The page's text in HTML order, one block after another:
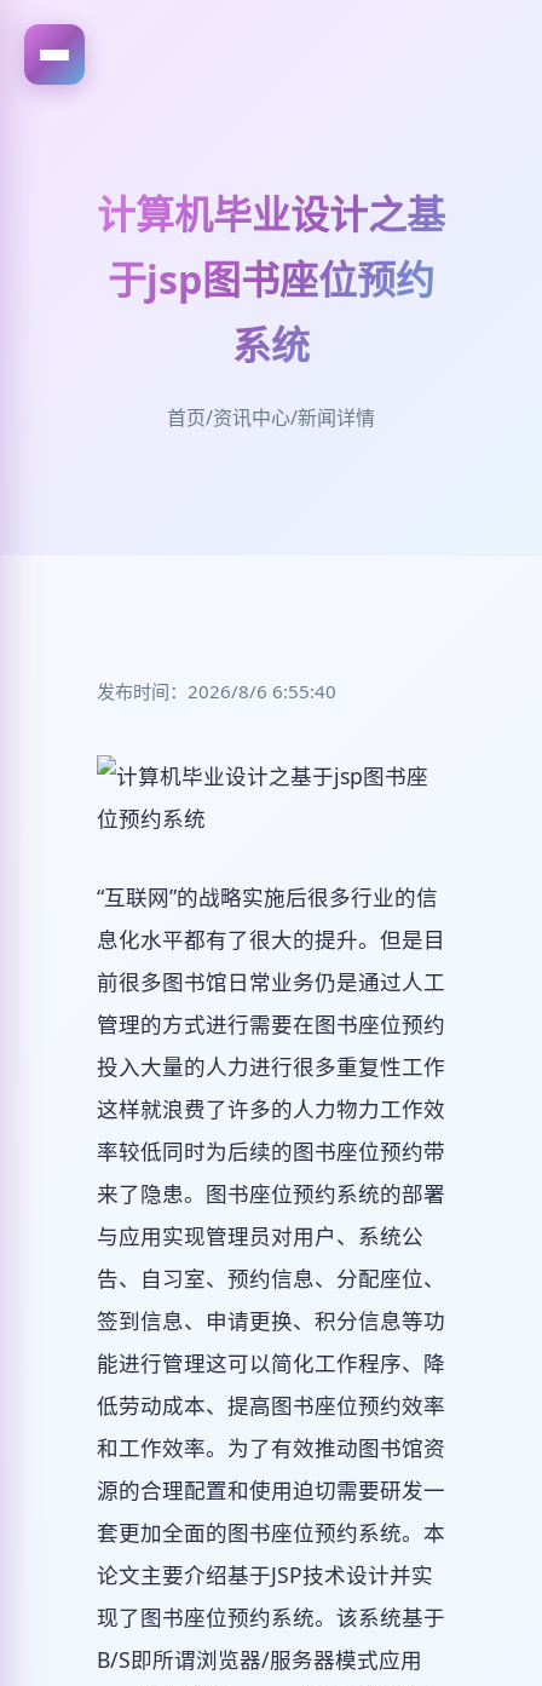
计算机毕业设计之基
于jsp图书座位预约
系统
首页/资讯中心/新闻详情
发布时间：2026/8/6 6:55:40
“互联网”的战略实施后很多行业的信
息化水平都有了很大的提升。但是目
前很多图书馆日常业务仍是通过人工
管理的方式进行需要在图书座位预约
投入大量的人力进行很多重复性工作
这样就浪费了许多的人力物力工作效
率较低同时为后续的图书座位预约带
来了隐患。图书座位预约系统的部署
与应用实现管理员对用户、系统公
告、自习室、预约信息、分配座位、
签到信息、申请更换、积分信息等功
能进行管理这可以简化工作程序、降
低劳动成本、提高图书座位预约效率
和工作效率。为了有效推动图书馆资
源的合理配置和使用迫切需要研发一
套更加全面的图书座位预约系统。本
论文主要介绍基于JSP技术设计并实
现了图书座位预约系统。该系统基于
B/S即所谓浏览器/服务器模式应用